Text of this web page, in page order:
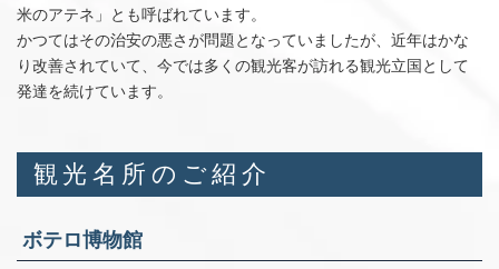
米のアテネ」とも呼ばれています。
かつてはその治安の悪さが問題となっていましたが、近年はかな
り改善されていて、今では多くの観光客が訪れる観光立国として
発達を続けています。
観光名所のご紹介
ボテロ博物館